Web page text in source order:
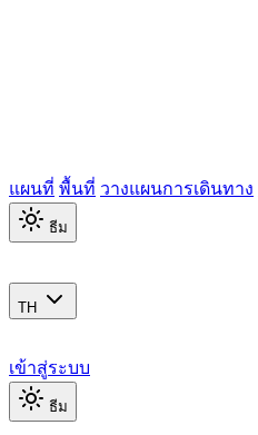
แผนที่ พื้นที่ วางแผนการเดินทาง
ธีม
TH
เข้าสู่ระบบ
ธีม